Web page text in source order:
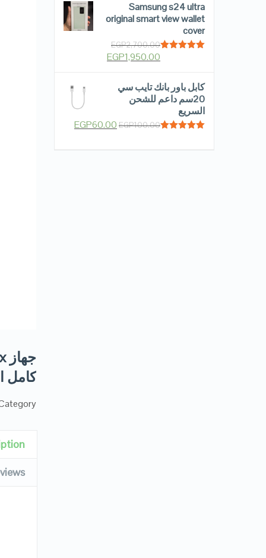
كامل
Samsung s24 ultra
original smart view wallet
cover
EGP2,700.00
EGP1,950.00
كابل باور بانك تايب سي
20سم داعم للشحن
السريع
EGP100.00
EGP60.00